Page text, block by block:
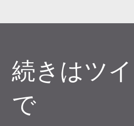
続きはツ
で